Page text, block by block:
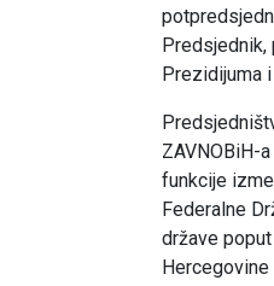
Prezidijuma
ZAVNOBiH-
funkcije
Federalne
države